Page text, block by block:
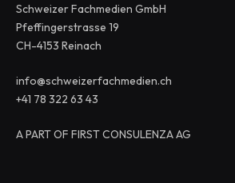
Schweizer Fachmedien GmbH
Pfeffingerstrasse 19
CH-4153 Reinach
info@schweizerfachmedien.ch
+41 78 322 63 43
A PART OF FIRST CONSULENZA AG